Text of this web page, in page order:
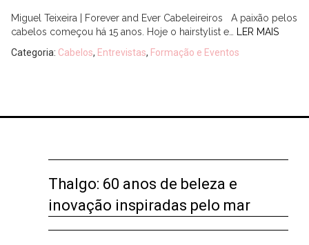
Miguel Teixeira | Forever and Ever Cabeleireiros A paixão pelos
cabelos começou há 15 anos. Hoje o hairstylist e…
LER MAIS
Categoria: Cabelos, Entrevistas, Formação e Eventos
Thalgo: 60 anos de beleza e
inovação inspiradas pelo mar